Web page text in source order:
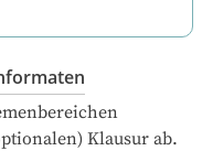
Klausur ab.